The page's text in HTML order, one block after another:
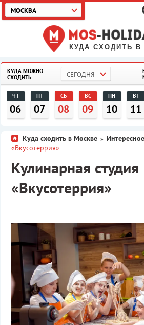
КУДА СХОДИТЬ
МОСКВА
КУДА МОЖНО
СХОДИТЬ
СЕГОДНЯ
ЧТ
06
ПТ
07
СБ
08
ВС
09
ПН
10
ВТ
11
Куда сходить в Москве » Интересное
«Вкусотеррия»
Кулинарная студия
«Вкусотеррия»